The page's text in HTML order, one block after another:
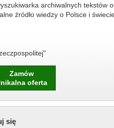
archiwalnych tekstów
źródło wiedzy o Polsce i
Zamów
oferta
się